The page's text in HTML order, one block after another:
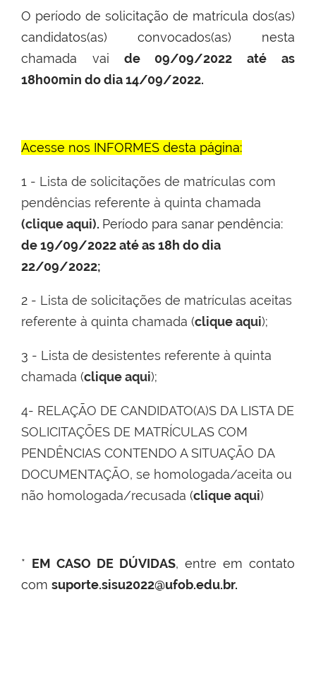
O período de solicitação de matrícula dos(as)
candidatos(as) convocados(as) nesta
chamada vai de09/09/2022 até as
18h00min do dia 14/09/2022.
Acesse nos INFORMES desta página:
1 - Lista de solicitações de matrículas com
pendências referente à quinta chamada
(clique aqui). Período para sanar pendência:
de 19/09/2022 até as 18h do dia
22/09/2022;
2 - Lista de solicitações de matrículas aceitas
referente à quinta chamada (clique aqui);
3 - Lista de desistentes referente à quinta
chamada (clique aqui);
4- RELAÇÃO DE CANDIDATO(A)S DA LISTA DE
SOLICITAÇÕES DE MATRÍCULAS COM
PENDÊNCIAS CONTENDO A SITUAÇÃO DA
DOCUMENTAÇÃO, se homologada/aceita ou
não homologada/recusada (clique aqui)
* EM CASO DE DÚVIDAS, entre em contato
com suporte.sisu2022@ufob.edu.br.